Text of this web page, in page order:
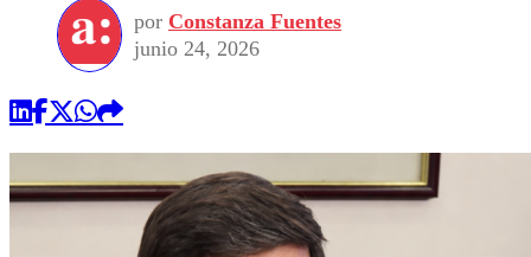
Seleccion Chilena
Torneo Internacional
Universidad de Chile
Economía
Internacional
Sustentabilidad
Publicaciones en medios
Opinión
por Constanza Fuentes
junio 24, 2026